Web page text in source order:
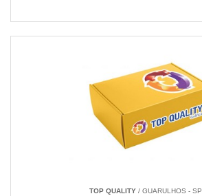
TOP QUALITY/ GUARULHOS - SP